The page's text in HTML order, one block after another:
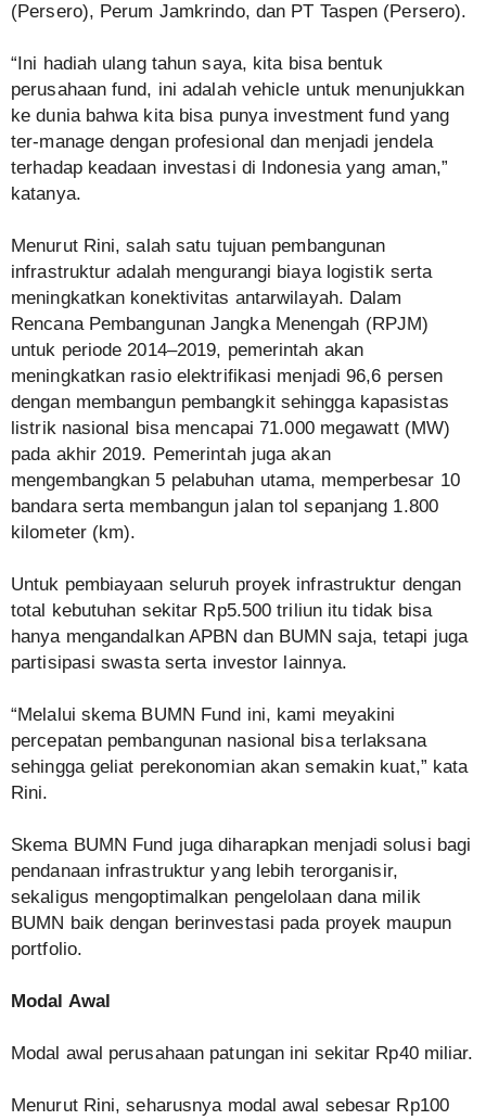
(Persero), Perum Jamkrindo, dan PT Taspen (Persero).
“Ini hadiah ulang tahun saya, kita bisa bentuk
perusahaan fund, ini adalah vehicle untuk menunjukkan
ke dunia bahwa kita bisa punya investment fund yang
ter-manage dengan profesional dan menjadi jendela
terhadap keadaan investasi di Indonesia yang aman,”
katanya.
Menurut Rini, salah satu tujuan pembangunan
infrastruktur adalah mengurangi biaya logistik serta
meningkatkan konektivitas antarwilayah. Dalam
Rencana Pembangunan Jangka Menengah (RPJM)
untuk periode 2014–2019, pemerintah akan
meningkatkan rasio elektrifikasi menjadi 96,6 persen
dengan membangun pembangkit sehingga kapasistas
listrik nasional bisa mencapai 71.000 megawatt (MW)
pada akhir 2019. Pemerintah juga akan
mengembangkan 5 pelabuhan utama, memperbesar 10
bandara serta membangun jalan tol sepanjang 1.800
kilometer (km).
Untuk pembiayaan seluruh proyek infrastruktur dengan
total kebutuhan sekitar Rp5.500 triliun itu tidak bisa
hanya mengandalkan APBN dan BUMN saja, tetapi juga
partisipasi swasta serta investor lainnya.
“Melalui skema BUMN Fund ini, kami meyakini
percepatan pembangunan nasional bisa terlaksana
sehingga geliat perekonomian akan semakin kuat,” kata
Rini.
Skema BUMN Fund juga diharapkan menjadi solusi bagi
pendanaan infrastruktur yang lebih terorganisir,
sekaligus mengoptimalkan pengelolaan dana milik
BUMN baik dengan berinvestasi pada proyek maupun
portfolio.
Modal Awal
Modal awal perusahaan patungan ini sekitar Rp40 miliar.
Menurut Rini, seharusnya modal awal sebesar Rp100